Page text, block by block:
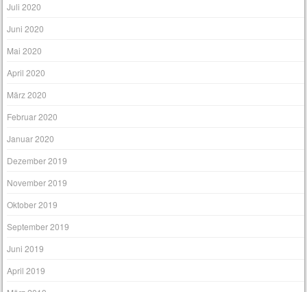
Juli 2020
Juni 2020
Mai 2020
April 2020
März 2020
Februar 2020
Januar 2020
Dezember 2019
November 2019
Oktober 2019
September 2019
Juni 2019
April 2019